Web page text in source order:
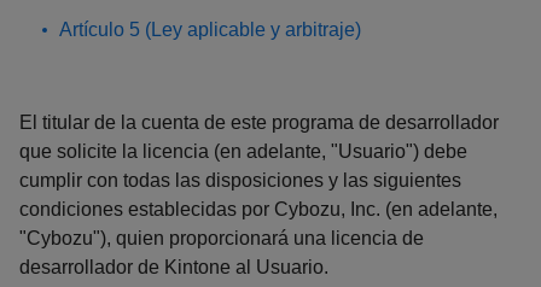
Artículo 5 (Ley aplicable y arbitraje)
El titular de la cuenta de este programa de desarrollador
que solicite la licencia (en adelante, "Usuario") debe
cumplir con todas las disposiciones y las siguientes
condiciones establecidas por Cybozu, Inc. (en adelante,
"Cybozu"), quien proporcionará una licencia de
desarrollador de Kintone al Usuario.